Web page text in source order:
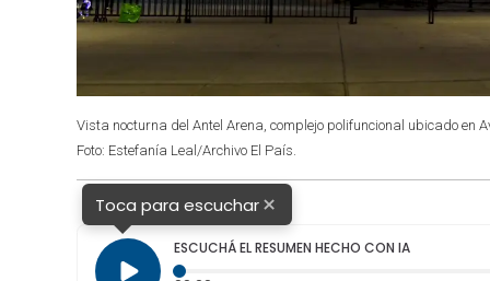
Vista nocturna del Antel Arena, complejo polifuncional ubicado en
Foto: Estefanía Leal/Archivo El País.
Toca para escuchar×
ESCUCHÁ EL RESUMEN HECHO CON IA